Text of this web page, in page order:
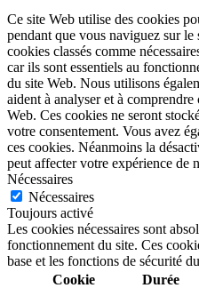
Ce site Web utilise des cookies
pendant que vous naviguez sur
cookies classés comme
car ils sont essentiels au
du site Web. Nous utilisons
aident à analyser et à
Web. Ces cookies ne seront
votre consentement. Vous avez
ces cookies. Néanmoins la
peut affecter votre expérience de
Nécessaires
Nécessaires
Toujours activé
Les cookies nécessaires sont
fonctionnement du site. Ces
base et les fonctions de sécurité
Cookie
Durée